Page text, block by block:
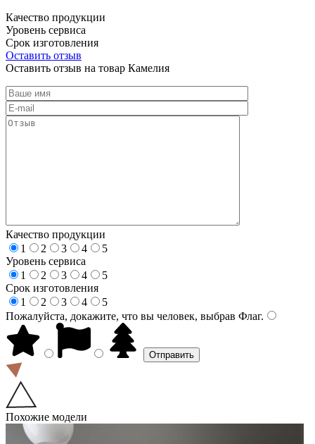
Качество продукции
Уровень сервиса
Срок изготовления
Оставить отзыв
Оставить отзыв на товар Камелия
Качество продукции
1
2 3 4
5
Уровень сервиса
1
2 3 4
5
Срок изготовления
1
2 3 4
5
Пожалуйста, докажите, что вы человек, выбрав Флаг.
Похожие модели